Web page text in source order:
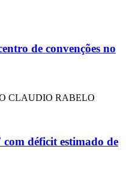
de convenções no
déficit estimado de